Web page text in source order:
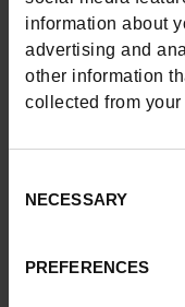
information about
advertising and
other information
collected from
Selection
NECESSARY
PREFERENCES
Caractéristiques
Couleur
Waterproof